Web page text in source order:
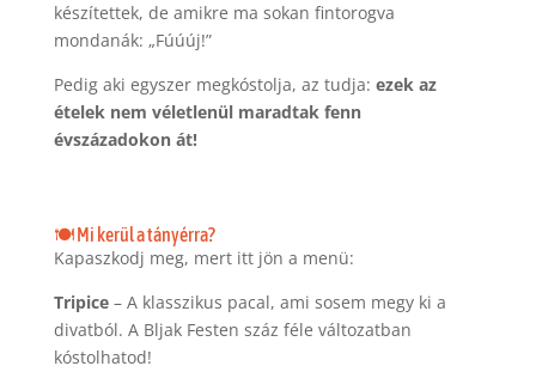
készítettek, de amikre ma sokan fintorogva
mondanák: „Fúúúj!”
Pedig aki egyszer megkóstolja, az tudja: ezek az
ételek nem véletlenül maradtak fenn
évszázadokon át!
🍽️ Mi kerül a tányérra?
Kapaszkodj meg, mert itt jön a menü:
Tripice– A klasszikus pacal, ami sosem megy ki a
divatból. A Bljak Festen száz féle változatban
kóstolhatod!